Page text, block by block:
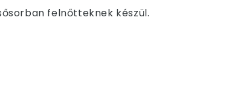
felnőtteknek készül.